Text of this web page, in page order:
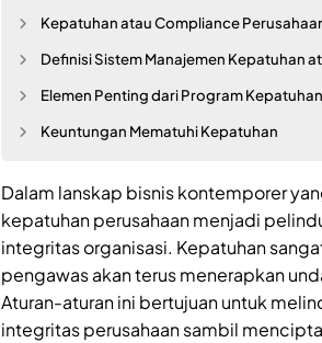
Kepatuhan atau Compliance
Definisi Sistem Manajemen Kepatuhan
Elemen Penting dari Program
Keuntungan Mematuhi Kepatuhan
Dalam lanskap bisnis kontemporer
kepatuhan perusahaan menjadi
integritas organisasi. Kepatuhan
pengawas akan terus menerapkan
Aturan-aturan ini bertujuan untuk
integritas perusahaan sambil